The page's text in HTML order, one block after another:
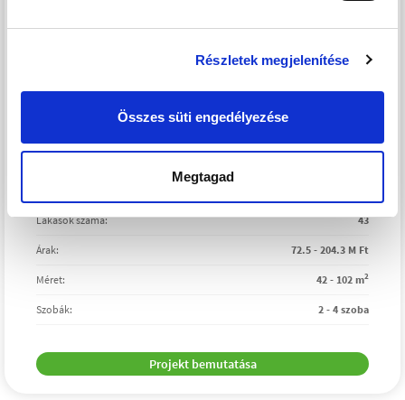
Részletek megjelenítése
Összes süti engedélyezése
Megtagad
Lakások száma: 43
Árak: 72.5 - 204.3 M Ft
Méret: 42 - 102 m2
Szobák: 2 - 4 szoba
Projekt bemutatása